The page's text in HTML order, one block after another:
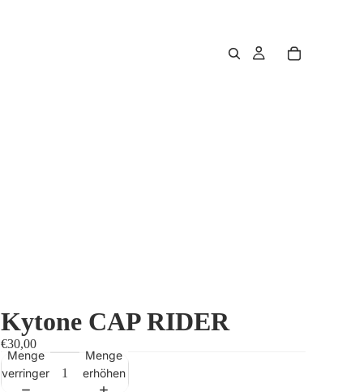
Kytone CAP RIDER
€30,00
Menge
verringern
Menge
erhöhen